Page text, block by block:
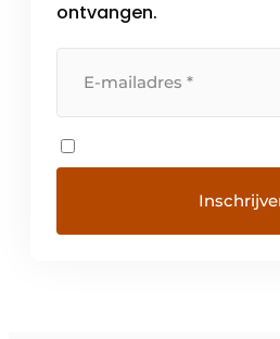
ontvangen.